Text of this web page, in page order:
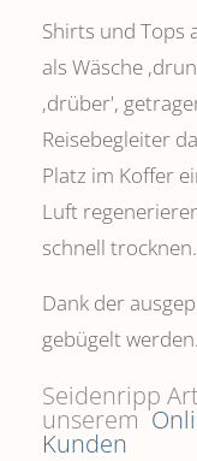
Shirts und Tops
als Wäsche
‚drüber',
Reisebegleiter
Platz im Koffer
Luft
schnell trocknen.
Dank der
gebügelt werden.
Seidenripp
unserem
Kunden